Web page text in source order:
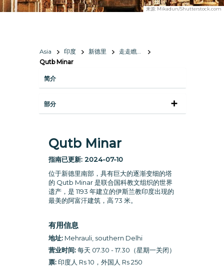
来源: Mikadun/Shutterstock.com
Asia 印度 新德里
走走瞧瞧
Qutb Minar
简介
部分
Qutb Minar
指南已更新: 2024-07-10
位于新德里南部，具有巨大的逐渐变细的塔
的 Qutb Minar 是联合国科教文组织的世界
遗产，是 1193 年建立的伊斯兰教印度出现的
最美的阿富汗建筑，高 73 米。
有用信息
地址:Mehrauli, southern Delhi
营业时间:每天 07.30 - 17.30（星期一关闭）
票:印度人 Rs 10，外国人 Rs 250